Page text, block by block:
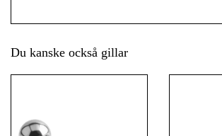
Du kanske också gillar